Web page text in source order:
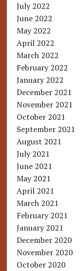
July 2022
June 2022
May 2022
April 2022
March 2022
February 2022
January 2022
December 2021
November 2021
October 2021
September 2021
August 2021
July 2021
June 2021
May 2021
April 2021
March 2021
February 2021
January 2021
December 2020
November 2020
October 2020